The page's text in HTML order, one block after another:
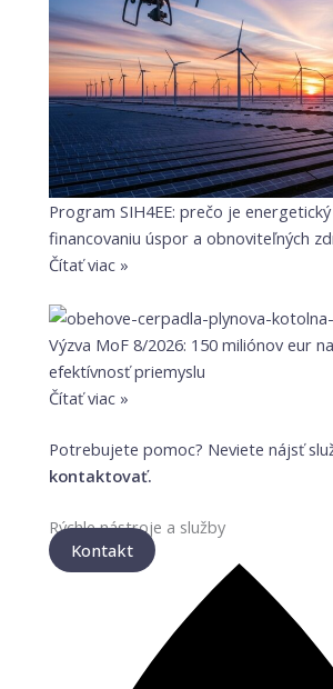
Program SIH4EE: prečo je
financovaniu úspor a obnoviteľných
Čítať viac »
Výzva MoF 8/2026: 150 miliónov eur
efektívnosť priemyslu
Čítať viac »
Potrebujete pomoc? Neviete nájsť
kontaktovať.
Rýchle nástroje a služby
Kontakt